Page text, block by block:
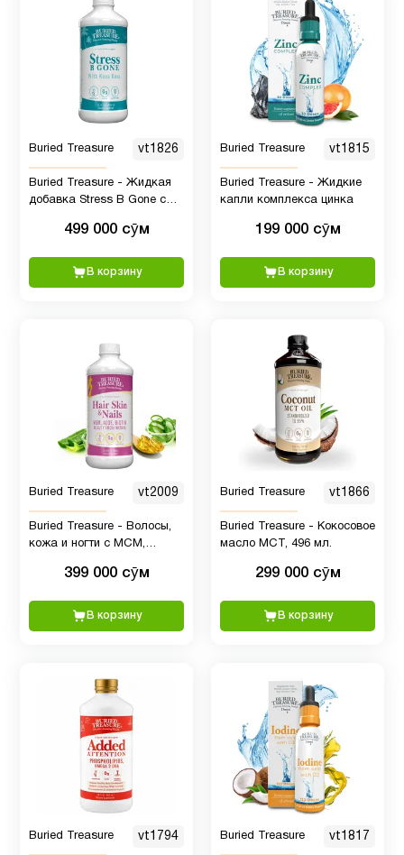
Buried Treasure vt1826
Buried Treasure - Жидкая
добавка Stress B Gone с
травяной смесью, 16
499 000 сӯм
В корзину
Buried Treasure vt1815
Buried Treasure - Жидкие
капли комплекса цинка
199 000 сӯм
В корзину
Buried Treasure vt2009
Buried Treasure - Волосы,
кожа и ногти с МСМ,
витаминами и минералами,
399 000 сӯм
В корзину
Buried Treasure vt1866
Buried Treasure - Кокосовое
масло MCT, 496 мл.
299 000 сӯм
В корзину
Buried Treasure vt1794 Buried Treasure vt1817